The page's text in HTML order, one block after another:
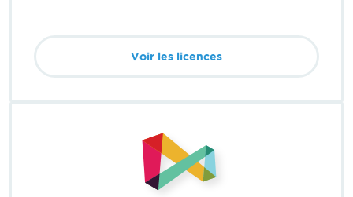
Voir les licences